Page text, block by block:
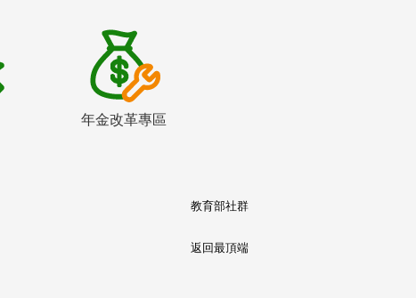
年金改革專區
教育部社群
返回最頂端